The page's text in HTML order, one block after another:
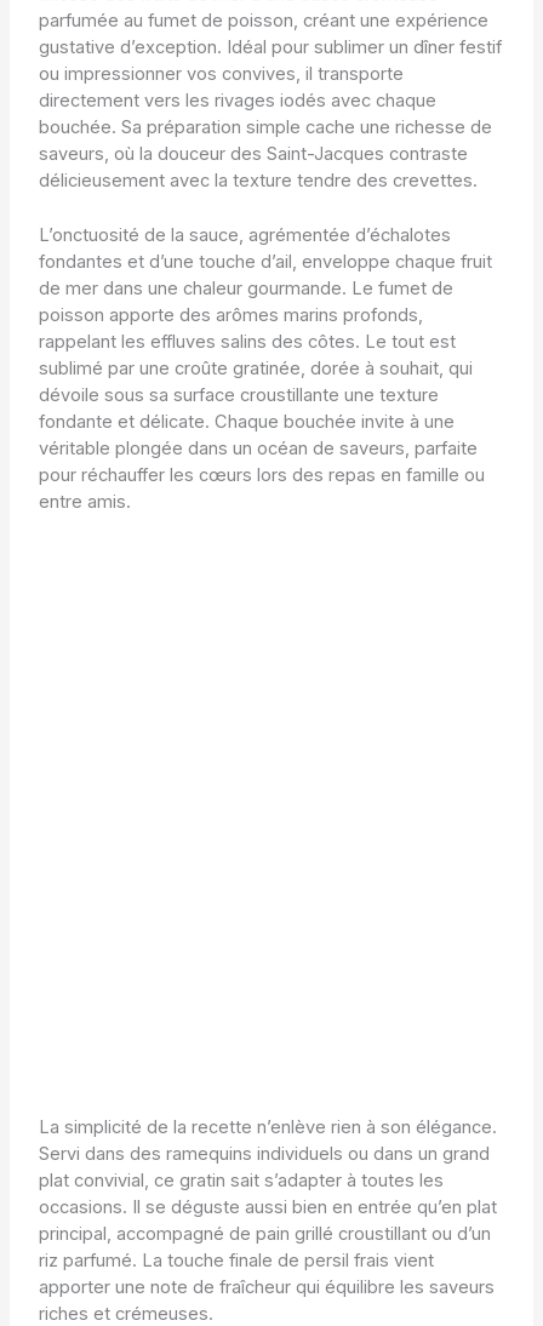
parfumée au fumet de poisson, créant une expérience
gustative d’exception. Idéal pour sublimer un dîner festif
ou impressionner vos convives, il transporte
directement vers les rivages iodés avec chaque
bouchée. Sa préparation simple cache une richesse de
saveurs, où la douceur des Saint-Jacques contraste
délicieusement avec la texture tendre des crevettes.
L’onctuosité de la sauce, agrémentée d’échalotes
fondantes et d’une touche d’ail, enveloppe chaque fruit
de mer dans une chaleur gourmande. Le fumet de
poisson apporte des arômes marins profonds,
rappelant les effluves salins des côtes. Le tout est
sublimé par une croûte gratinée, dorée à souhait, qui
dévoile sous sa surface croustillante une texture
fondante et délicate. Chaque bouchée invite à une
véritable plongée dans un océan de saveurs, parfaite
pour réchauffer les cœurs lors des repas en famille ou
entre amis.
La simplicité de la recette n’enlève rien à son élégance.
Servi dans des ramequins individuels ou dans un grand
plat convivial, ce gratin sait s’adapter à toutes les
occasions. Il se déguste aussi bien en entrée qu’en plat
principal, accompagné de pain grillé croustillant ou d’un
riz parfumé. La touche finale de persil frais vient
apporter une note de fraîcheur qui équilibre les saveurs
riches et crémeuses.